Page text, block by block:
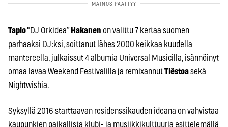
Tapio"DJ Orkidea” Hakanen on valittu 7 kertaa suomen
parhaaksi DJ:ksi, soittanut lähes 2000 keikkaa kuudella
mantereella, julkaissut 4 albumia Universal Musicilla, isännöinyt
omaa lavaa Weekend Festivalilla ja remixannutTiëstoasekä
Nightwishia.
Syksyllä 2016 starttaavan residenssikauden ideana on vahvistaa
kaupunkien paikallista klubi- ja musiikkikulttuuria esittelemällä